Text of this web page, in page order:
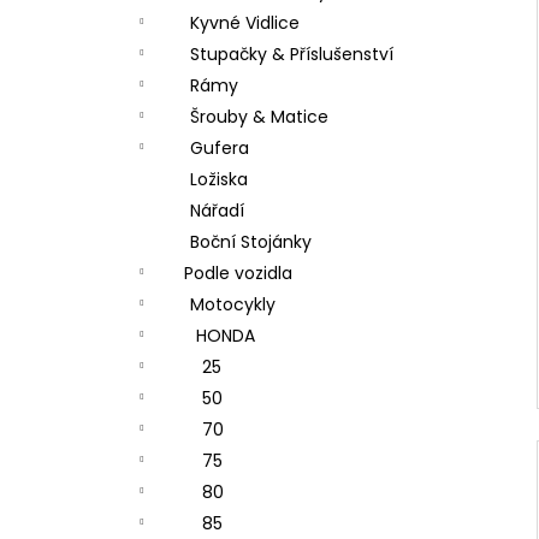
Kyvné Vidlice
Stupačky & Příslušenství
Rámy
Šrouby & Matice
Gufera
Ložiska
Nářadí
Boční Stojánky
Podle vozidla
Motocykly
HONDA
25
50
70
75
80
85